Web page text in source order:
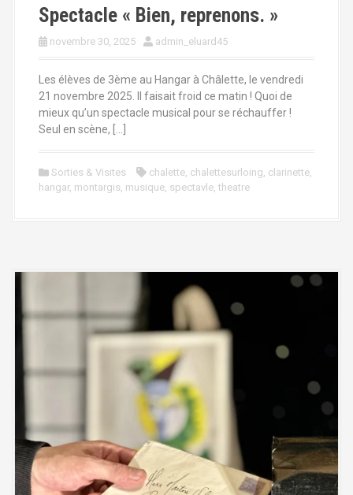
Spectacle « Bien, reprenons. »
novembre 30, 2025 admin_eluard45
Les élèves de 3ème au Hangar à Châlette, le vendredi
21 novembre 2025. Il faisait froid ce matin ! Quoi de
mieux qu’un spectacle musical pour se réchauffer !
Seul en scène, […]
Sorties & Visites chalette, chalettesurloing, clarinette,
hangar, montargis, musique, spectavle, theatre